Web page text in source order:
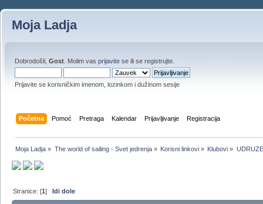
Moja Ladja
Dobrodošli, Gost . Molim vas prijavite se ili se registrujte
Prijavite se korisničkim imenom, lozinkom i dužinom sesije
Početna Pomoć Pretraga Kalendar Prijavljivanje Registracija
Moja Ladja » The world of sailing - Svet jedrenja» Korisni linkovi» Klubovi »
Stranice: [1]Idi dole